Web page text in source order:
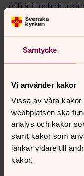
Samtycke
Vi använder kakor
Vissa av våra kakor
webbplatsen ska
analys och kakor
samt kakor som
länkar vidare till
kakor.
och ätit och druckit
att samlas
I hans lägenhet
över sängen.
– Det är kul med
Jag känner mig
Johansson.
Text: Filip